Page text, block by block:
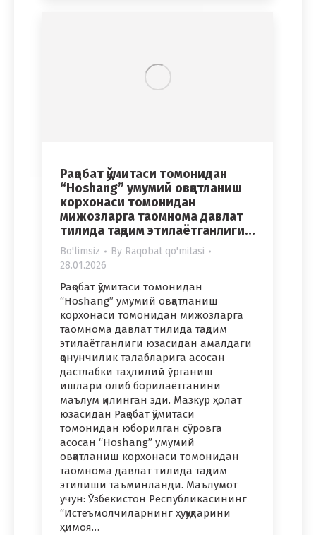
Рақобат қўмитаси томонидан
“Hoshang” умумий овқатланиш
корхонаси томонидан
мижозларга таомнома давлат
тилида тақдим этилаётганлиги…
Bo'limsiz By Raqobat qo'mitasi
28.01.2026
Рақобат қўмитаси томонидан
“Hoshang” умумий овқатланиш
корхонаси томонидан мижозларга
таомнома давлат тилида тақдим
этилаётганлиги юзасидан амалдаги
қонунчилик талабларига асосан
дастлабки таҳлилий ўрганиш
ишлари олиб борилаётганини
маълум қилинган эди. Мазкур ҳолат
юзасидан Рақобат қўмитаси
томонидан юборилган сўровга
асосан “Hoshang” умумий
овқатланиш корхонаси томонидан
таомнома давлат тилида тақдим
этилиши таъминланди. Маълумот
учун: Ўзбекистон Республикасининг
“Истеъмолчиларнинг ҳуқуқларини
ҳимоя…